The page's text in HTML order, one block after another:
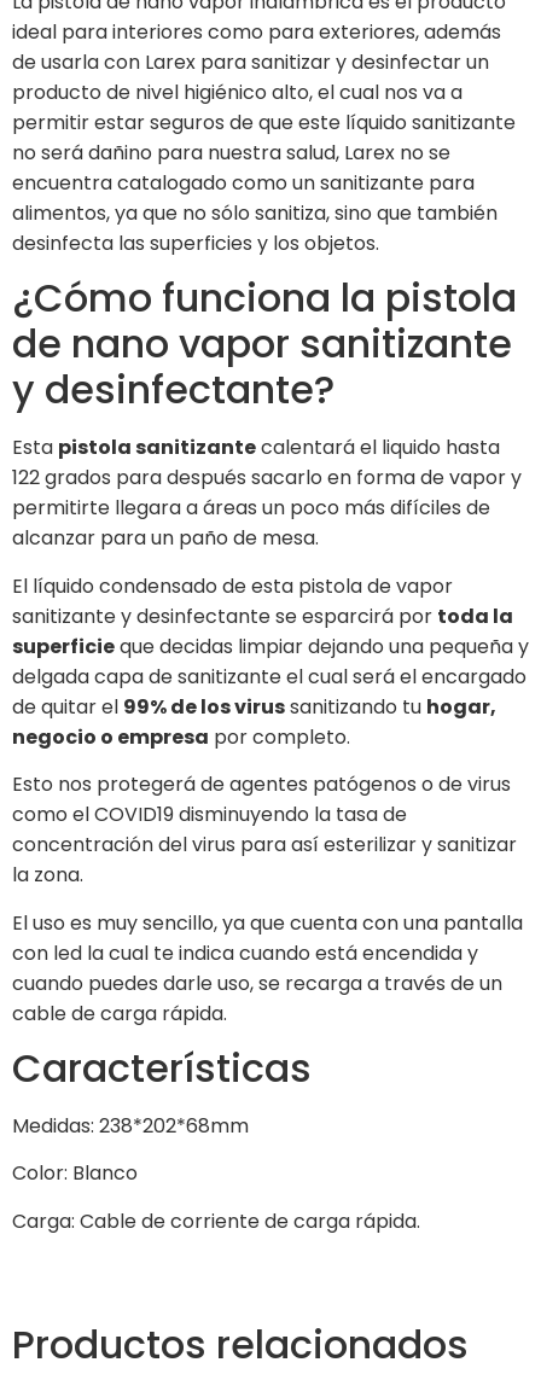
ideal para interiores como para exteriores, además
de usarla con Larex para sanitizar y desinfectar un
producto de nivel higiénico alto, el cual nos va a
permitir estar seguros de que este líquido sanitizante
no será dañino para nuestra salud, Larex no se
encuentra catalogado como un sanitizante para
alimentos, ya que no sólo sanitiza, sino que también
desinfecta las superficies y los objetos.
¿Cómo funciona la pistola
de nano vapor sanitizante
y desinfectante?
Esta pistola sanitizantecalentará el liquido hasta
122 grados para después sacarlo en forma de vapor y
permitirte llegara a áreas un poco más difíciles de
alcanzar para un paño de mesa.
El líquido condensado de esta pistola de vapor
sanitizante y desinfectante se esparcirá por toda la
superficieque decidas limpiar dejando una pequeña y
delgada capa de sanitizante el cual será el encargado
de quitar el 99% de los virussanitizando tu hogar,
negocio o empresa por completo.
Esto nos protegerá de agentes patógenos o de virus
como el COVID19 disminuyendo la tasa de
concentración del virus para así esterilizar y sanitizar
la zona.
El uso es muy sencillo, ya que cuenta con una pantalla
con led la cual te indica cuando está encendida y
cuando puedes darle uso, se recarga a través de un
cable de carga rápida.
Características
Medidas: 238*202*68mm
Color: Blanco
Carga: Cable de corriente de carga rápida.
Productos relacionados